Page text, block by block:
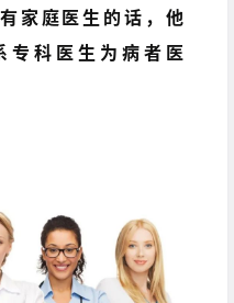
家庭医生的话，他
专科医生为病者医